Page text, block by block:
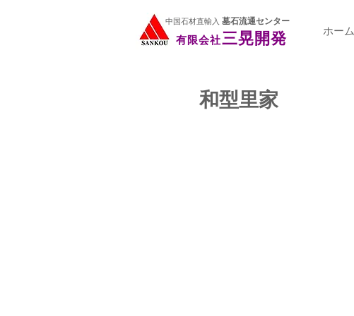
有限会社三晃開発
有限会社三晃開発
中国石材直輸入 墓石流通センター
ホーム
和型里家